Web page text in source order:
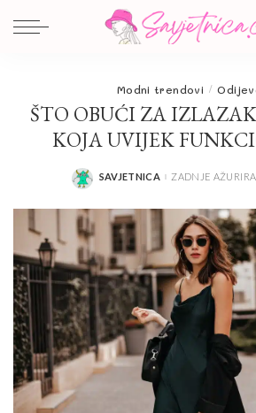
Modni trendovi
ŠTO OBUĆI ZA
KOJA UVIJEK
POSTED
SAVJETNICA ZADNJE